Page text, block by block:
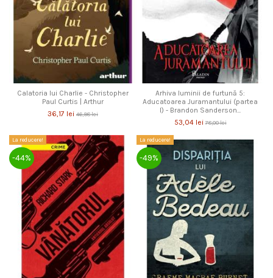
Calatoria lui Charlie - Christopher
Paul Curtis | Arthur
36,17 lei 46,98 lei
Arhiva luminii de furtună 5:
Aducatoarea Juramantului (partea
I) - Brandon Sanderson...
53,04 lei78,00 lei
La reducere!
-44%
La reducere!
-49%